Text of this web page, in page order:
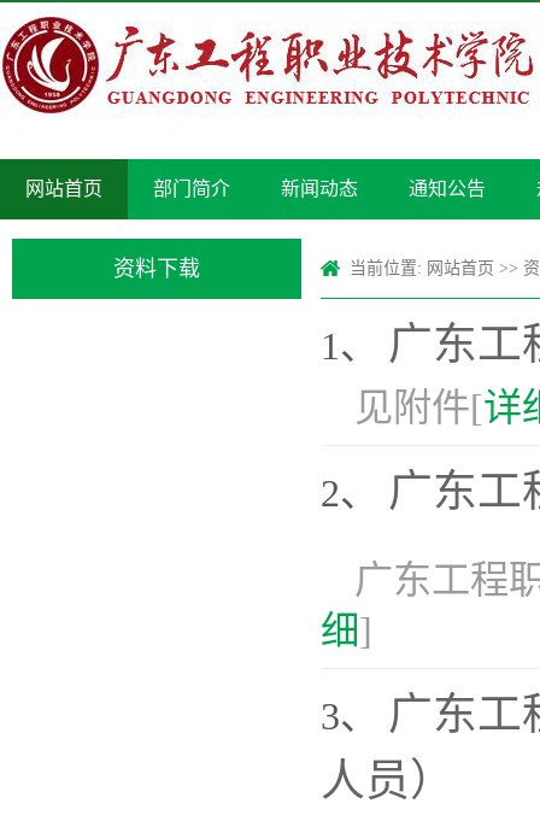
网站首页 部门简介 新闻动态 通知公告
资料下载 当前位置: 网站首页 >>
1、 广东工
见附件[详
2、 广东工
广东工程
细]
3、 广东工
人员）